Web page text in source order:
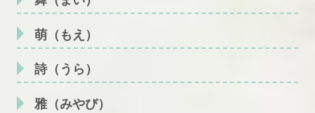
萌（もえ）
詩（うら）
雅（みやび）